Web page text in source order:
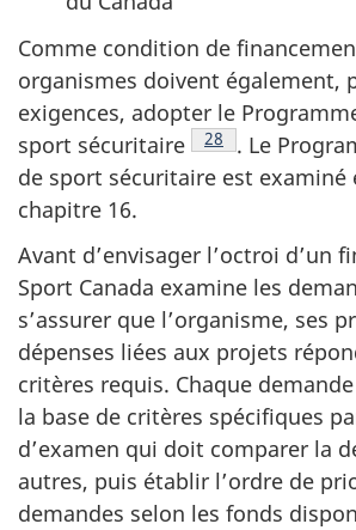
Comme condition de
organismes doivent également,
exigences, adopter le
sport sécuritaire
Note de bas de
28
. Le
de sport sécuritaire est examiné
chapitre 16.
Avant d’envisager l’octroi d’un
Sport Canada examine les
s’assurer que l’organisme, ses
dépenses liées aux projets
critères requis. Chaque
la base de critères spécifiques
d’examen qui doit comparer la
autres, puis établir l’ordre de
demandes selon les fonds